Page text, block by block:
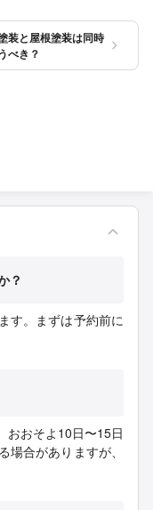
装と屋根塗装は同時
べき？
？
す。まずは予約前に
おおそよ10日〜15日
合がありますが、